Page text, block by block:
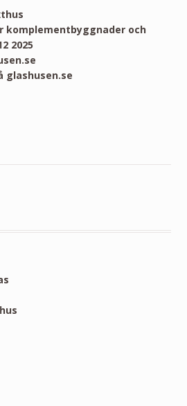
komplementbyggnader och
2025
glashusen.se